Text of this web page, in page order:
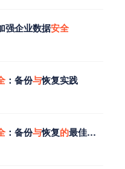
强企业数据安全
：备份与恢复实践
：备份与恢复的最佳实践